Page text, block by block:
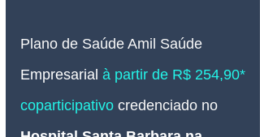
Plano de Saúde Amil Saúde
Empresarial à partir de R$ 254,90*
coparticipativo credenciado no